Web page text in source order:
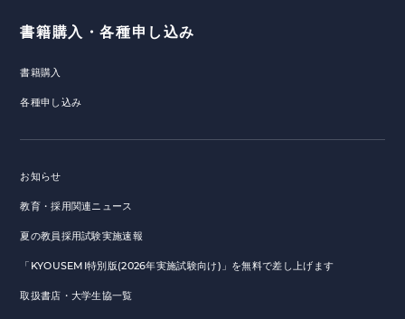
書籍購入・各種申し込み
書籍購入
各種申し込み
お知らせ
教育・採用関連ニュース
夏の教員採用試験実施速報
「KYOUSEMI特別版(2026年実施試験向け)」を無料で差し上げます
取扱書店・大学生協一覧